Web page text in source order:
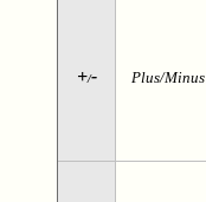
+/- Plus/Minus